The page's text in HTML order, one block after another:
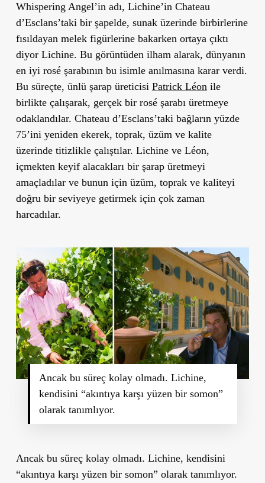
Whispering Angel’in adı, Lichine’in Chateau
d’Esclans’taki bir şapelde, sunak üzerinde birbirlerine
fısıldayan melek figürlerine bakarken ortaya çıktı
diyor Lichine. Bu görüntüden ilham alarak, dünyanın
en iyi rosé şarabının bu isimle anılmasına karar verdi.
Bu süreçte, ünlü şarap üreticisi Patrick Léon ile
birlikte çalışarak, gerçek bir rosé şarabı üretmeye
odaklandılar. Chateau d’Esclans’taki bağların yüzde
75’ini yeniden ekerek, toprak, üzüm ve kalite
üzerinde titizlikle çalıştılar. Lichine ve Léon,
içmekten keyif alacakları bir şarap üretmeyi
amaçladılar ve bunun için üzüm, toprak ve kaliteyi
doğru bir seviyeye getirmek için çok zaman
harcadılar.
Ancak bu süreç kolay olmadı. Lichine,
kendisini “akıntıya karşı yüzen bir somon”
olarak tanımlıyor.
Ancak bu süreç kolay olmadı. Lichine, kendisini
“akıntıya karşı yüzen bir somon” olarak tanımlıyor.